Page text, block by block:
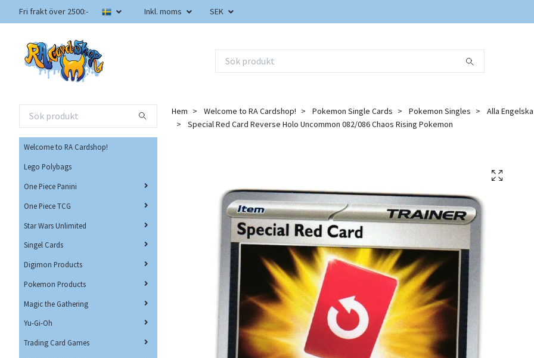
Fri frakt över 2500:- Inkl. moms SEK
Welcome to RA Cardshop!
Lego Polybags
One Piece Panini
One Piece TCG
Star Wars Unlimited
Singel Cards
Digimon Products
Pokemon Products
Magic the Gathering
Yu-Gi-Oh
Trading Card Games
Hem Welcome to RA Cardshop! Pokemon Single Cards Pokemon Singles Alla
Special Red Card Reverse Holo Uncommon 082/086 Chaos Rising Pokemon